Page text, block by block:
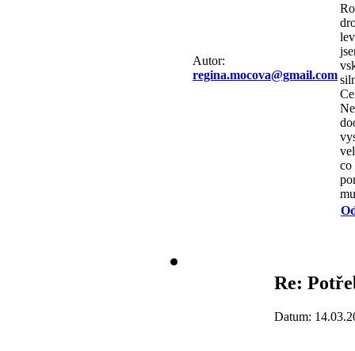
Autor:
regina.mocova@gmail.com
co
Re:
Datum: